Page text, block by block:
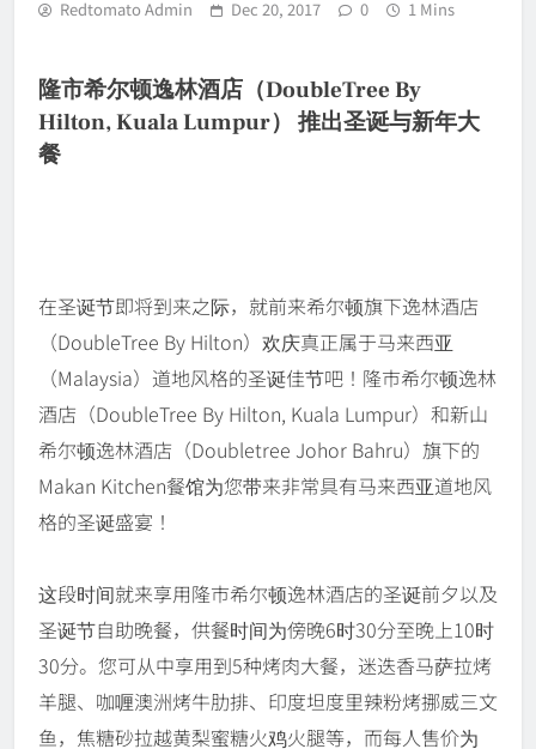
Redtomato Admin Dec 20, 2017 0 1 Mins
隆市希尔顿逸林酒店（DoubleTree By
Hilton, Kuala Lumpur） 推出圣诞与新年大
餐
在圣诞节即将到来之际，就前来希尔顿旗下逸林酒店
（DoubleTree By Hilton）欢庆真正属于马来西亚
（Malaysia）道地风格的圣诞佳节吧！隆市希尔顿逸林
酒店（DoubleTree By Hilton, Kuala Lumpur）和新山
希尔顿逸林酒店（Doubletree Johor Bahru）旗下的
Makan Kitchen餐馆为您带来非常具有马来西亚道地风
格的圣诞盛宴！
这段时间就来享用隆市希尔顿逸林酒店的圣诞前夕以及
圣诞节自助晚餐，供餐时间为傍晚6时30分至晚上10时
30分。您可从中享用到5种烤肉大餐，迷迭香马萨拉烤
羊腿、咖喱澳洲烤牛肋排、印度坦度里辣粉烤挪威三文
鱼，焦糖砂拉越黄梨蜜糖火鸡火腿等，而每人售价为